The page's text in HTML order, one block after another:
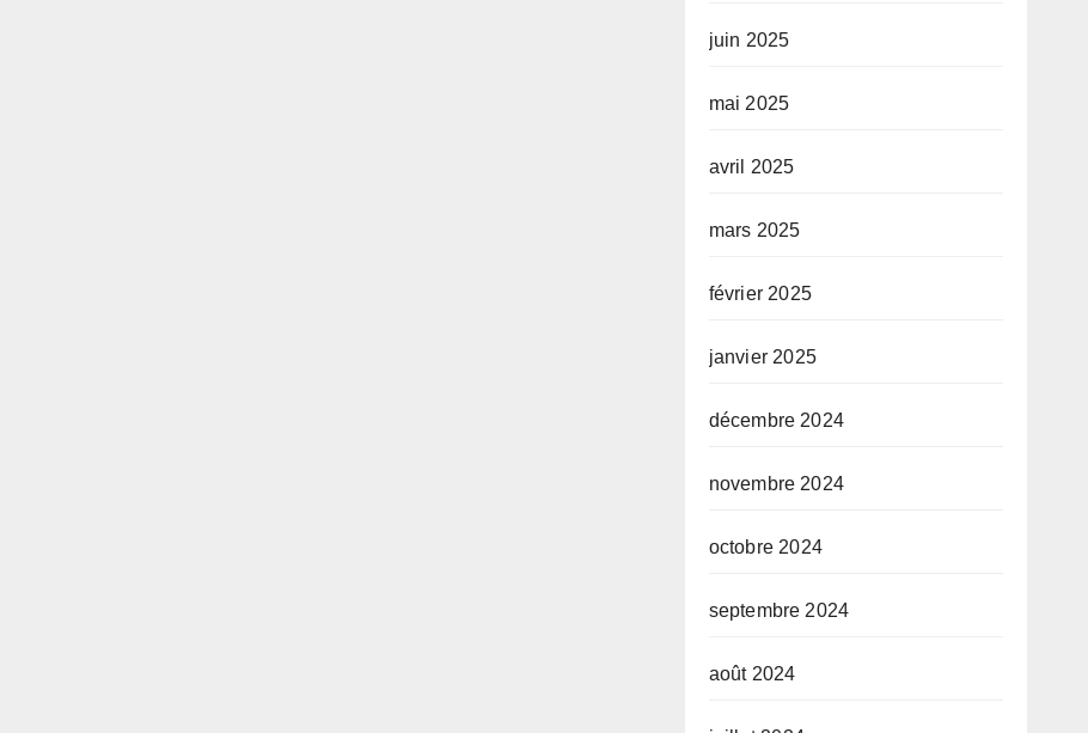
juin 2025
mai 2025
avril 2025
mars 2025
février 2025
janvier 2025
décembre 2024
novembre 2024
octobre 2024
septembre 2024
août 2024